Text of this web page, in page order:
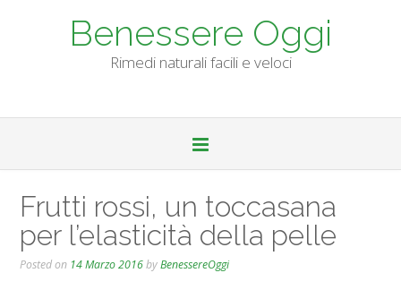
Benessere Oggi
Rimedi naturali facili e veloci
Frutti rossi, un toccasana
per l’elasticità della pelle
Posted on 14 Marzo 2016byBenessereOggi